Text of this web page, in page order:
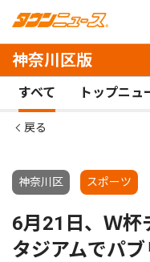
神奈川区版
すべて トップニュ
戻る
神奈川区 スポーツ
6月21日、Ｗ杯
タジアムでパ